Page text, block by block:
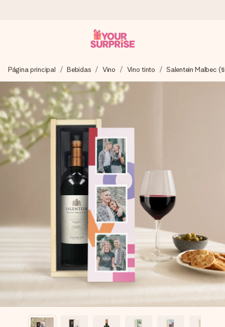
Preparamos tu regalo con cuidado y lo enviamos al vuelo,
para que lo entregues en el momento perfecto, cuando más
importa.
4,5 (basado en +15.000 opiniones)
Nuestros regalos inspiran. Los clientes nos dan un 4,5 en
Google Reviews.
Tarjeta de felicitación gratuita
Crea algo único en pocos pasos – con su nombre, tu foto o
un mensaje que llegue al corazón. Sin complicaciones, solo
todo el amor para el momento.
Página principal Bebidas Vino Vino tinto Salentein Malbec